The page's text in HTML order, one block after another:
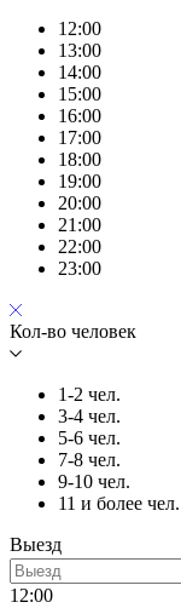
12:00
13:00
14:00
15:00
16:00
17:00
18:00
19:00
20:00
21:00
22:00
23:00
Кол-во человек
1-2 чел.
3-4 чел.
5-6 чел.
7-8 чел.
9-10 чел.
11 и более чел.
Выезд
12:00